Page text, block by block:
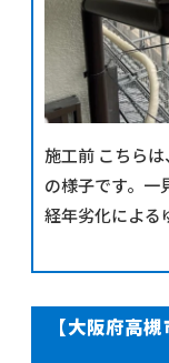
施工前 こちらは、既存の雨樋（軒樋・縦樋・集水器）
の様子です。一
経年劣化による
による劣化が進
【大阪府高